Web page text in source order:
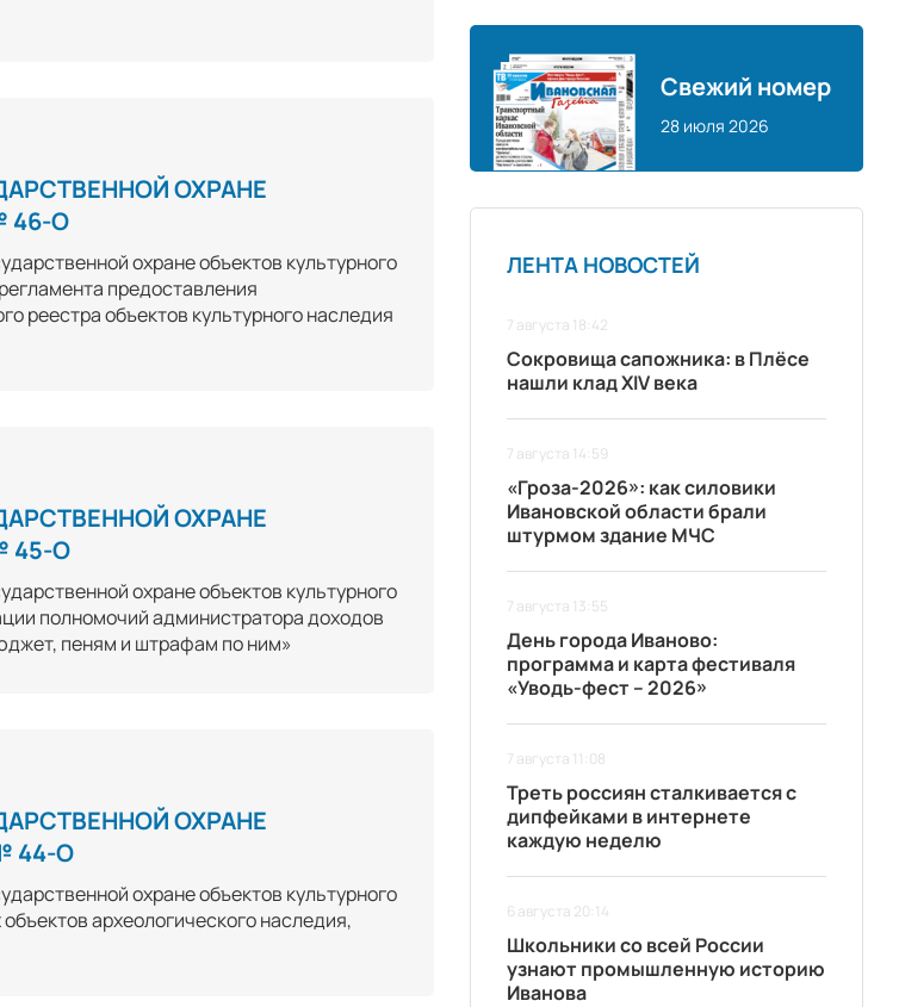
ОХРАНЕ
46-О
охране объектов культурного
предоставления
реестра объектов культурного наследия
ОХРАНЕ
45-О
охране объектов культурного
полномочий администратора доходов
пеням и штрафам по ним»
ОХРАНЕ
44-О
охране объектов культурного
археологического наследия,
Свежий номер
28 июля 2026
ЛЕНТА НОВОСТЕЙ
7 августа 18:42
Сокровища сапожника: в Плёсе
нашли клад XIV века
7 августа 14:59
«Гроза-2026»: как силовики
Ивановской области брали
штурмом здание МЧС
7 августа 13:55
День города Иваново:
программа и карта фестиваля
«Уводь-фест – 2026»
7 августа 11:08
Треть россиян сталкивается с
дипфейками в интернете
каждую неделю
6 августа 20:14
Школьники со всей России
узнают промышленную историю
Иванова